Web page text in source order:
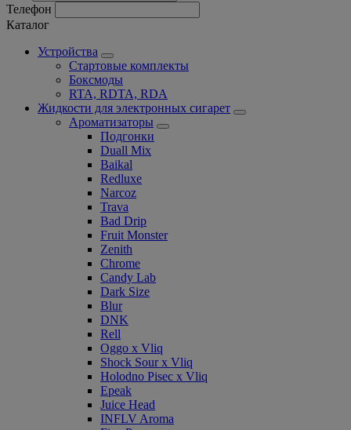
Телефон
Каталог
Устройства
Стартовые комплекты
Боксмоды
RTA, RDTA, RDA
Жидкости для электронных сигарет
Ароматизаторы
Подгонки
Duall Mix
Baikal
Redluxe
Narcoz
Trava
Bad Drip
Fruit Monster
Zenith
Chrome
Candy Lab
Dark Size
Blur
DNK
Rell
Oggo x Vliq
Shock Sour x Vliq
Holodno Pisec x Vliq
Epeak
Juice Head
INFLV Aroma